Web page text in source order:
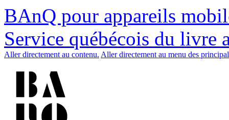
BAnQ pour appareils
Service québécois du livre
Aller directement au contenu. Aller directement au menu des